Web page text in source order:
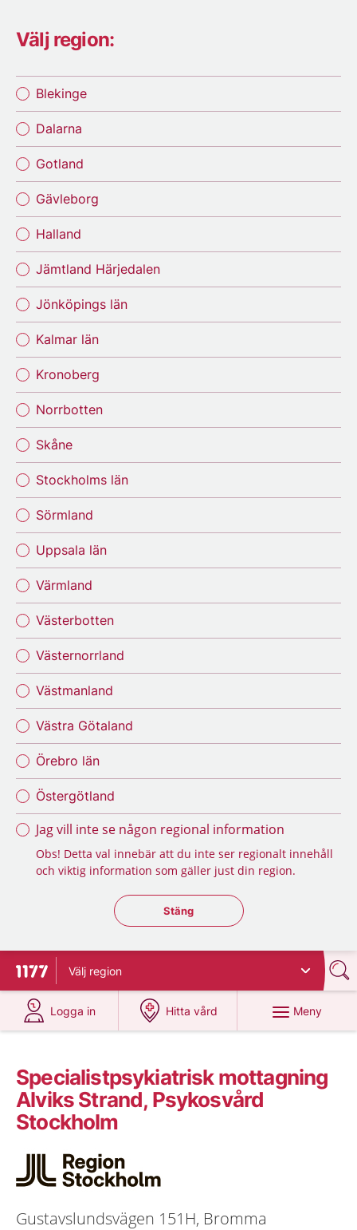
Välj region:
Blekinge
Dalarna
Gotland
Gävleborg
Halland
Jämtland Härjedalen
Jönköpings län
Kalmar län
Kronoberg
Norrbotten
Skåne
Stockholms län
Sörmland
Uppsala län
Värmland
Västerbotten
Västernorrland
Västmanland
Västra Götaland
Örebro län
Östergötland
Jag vill inte se någon regional information
Obs! Detta val innebär att du inte ser regionalt innehåll
och viktig information som gäller just din region.
Stäng regionsväljaren
Stäng
Till startsidan för 1177
Välj region
Logga in
på 1177.se
Hitta vård
på 1177.se
Meny
Specialistpsykiatrisk mottagning
Alviks Strand, Psykosvård
Stockholm
Gustavslundsvägen 151H, Bromma